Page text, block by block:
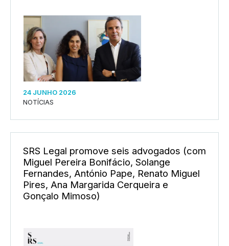
24 JUNHO 2026
NOTÍCIAS
SRS Legal promove seis advogados (com
Miguel Pereira Bonifácio, Solange
Fernandes, António Pape, Renato Miguel
Pires, Ana Margarida Cerqueira e
Gonçalo Mimoso)